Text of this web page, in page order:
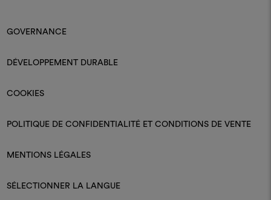
GOVERNANCE
DÉVELOPPEMENT DURABLE
COOKIES
POLITIQUE DE CONFIDENTIALITÉ ET CONDITIONS DE VENTE
MENTIONS LÉGALES
SÉLECTIONNER LA LANGUE